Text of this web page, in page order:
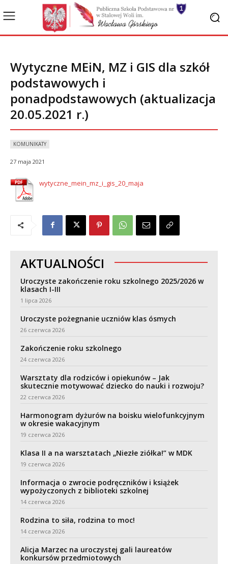
Wytyczne MEiN, MZ i GIS dla szkół
podstawowych i
ponadpodstawowych (aktualizacja
20.05.2021 r.)
KOMUNIKATY
27 maja 2021
wytyczne_mein_mz_i_gis_20_maja
AKTUALNOŚCI
Uroczyste zakończenie roku szkolnego 2025/2026 w
klasach I-III
1 lipca 2026
Uroczyste pożegnanie uczniów klas ósmych
26 czerwca 2026
Zakończenie roku szkolnego
24 czerwca 2026
Warsztaty dla rodziców i opiekunów – Jak
skutecznie motywować dziecko do nauki i rozwoju?
22 czerwca 2026
Harmonogram dyżurów na boisku wielofunkcyjnym
w okresie wakacyjnym
19 czerwca 2026
Klasa II a na warsztatach „Niezłe ziółka!” w MDK
19 czerwca 2026
Informacja o zwrocie podręczników i książek
wypożyczonych z biblioteki szkolnej
14 czerwca 2026
Rodzina to siła, rodzina to moc!
14 czerwca 2026
Alicja Marzec na uroczystej gali laureatów
konkursów przedmiotowych